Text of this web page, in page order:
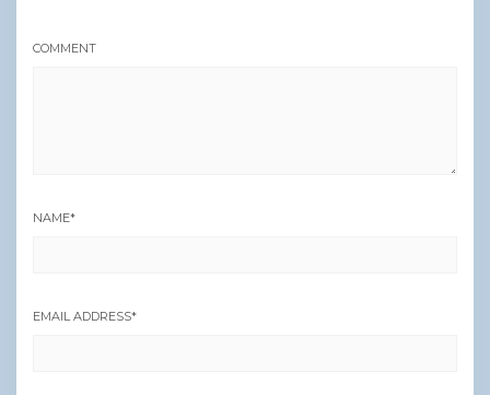
COMMENT
NAME*
EMAIL ADDRESS*